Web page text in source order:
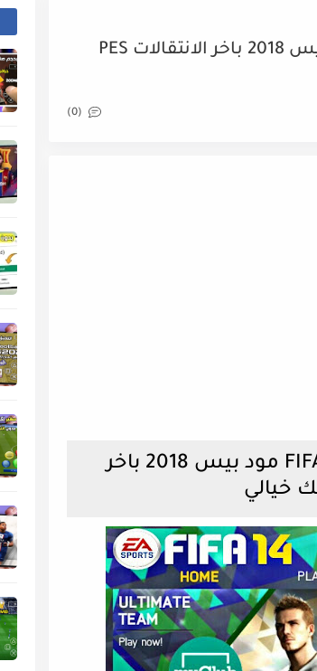
تحميل لعبة فيفا 18 للاندرويد اوفلاين FIFA 18 مود بيس 2018 باخر الانتقالات PES
(0)
تحميل لعبة فيفا 18 للاندرويد اوفلاين FIFA 18 مود بيس 2018 باخر